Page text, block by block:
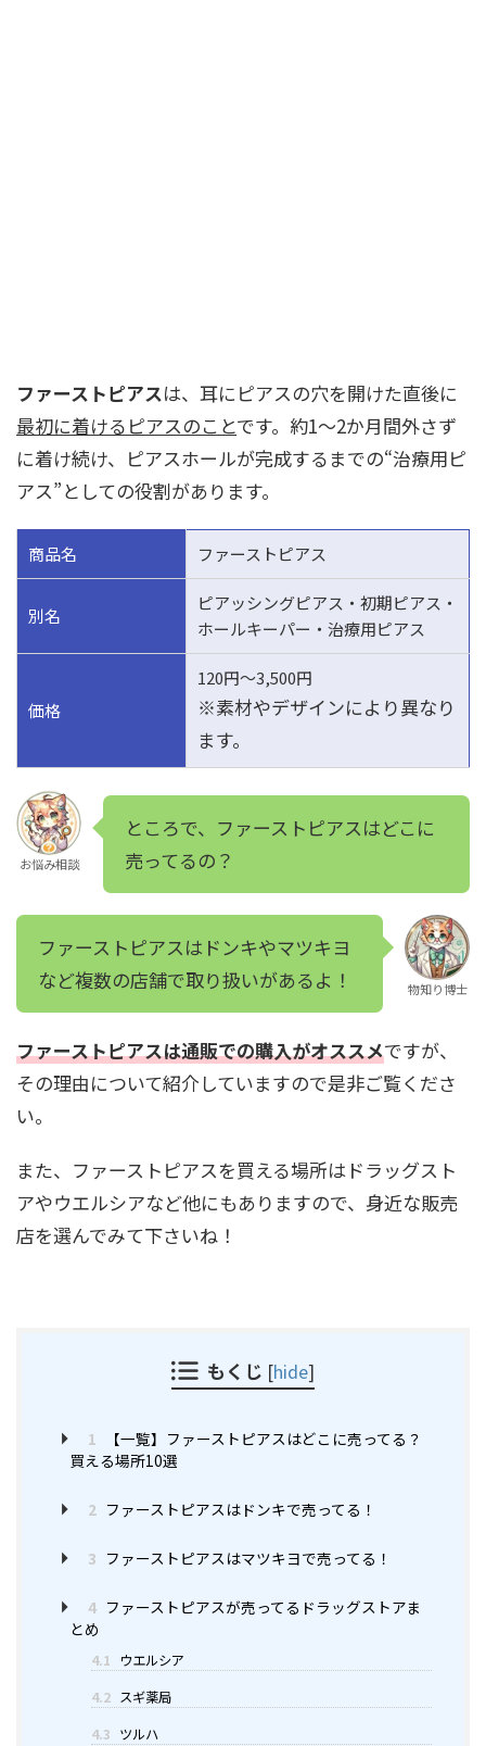
ファーストピアスは、耳にピアスの穴を開けた直後に
最初に着けるピアスのことです。約1〜2か月間外さず
に着け続け、ピアスホールが完成するまでの“治療用ピ
アス”としての役割があります。
商品名 ファーストピアス
別名
ピアッシングピアス・初期ピアス・
ホールキーパー・治療用ピアス
価格
120円～3,500円
※素材やデザインにより異なり
ます。
お悩み相談
ところで、ファーストピアスはどこに
売ってるの？
ファーストピアスはドンキやマツキヨ
など複数の店舗で取り扱いがあるよ！
物知り博士
ファーストピアスは通販での購入がオススメですが、
その理由について紹介していますので是非ご覧くださ
い。
また、ファーストピアスを買える場所はドラッグスト
アやウエルシアなど他にもありますので、身近な販売
店を選んでみて下さいね！
もくじ [hide]
1
【一覧】ファーストピアスはどこに売ってる？
買える場所10選
2 ファーストピアスはドンキで売ってる！
3 ファーストピアスはマツキヨで売ってる！
4 ファーストピアスが売ってるドラッグストアま
とめ
4.1
ウエルシア
4.2 スギ薬局
4.3 ツルハ